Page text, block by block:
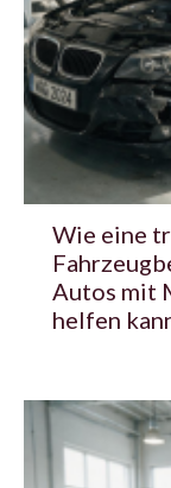
Wie eine
Autos mit
helfen